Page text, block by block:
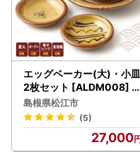
エッグベーカー(大)・小皿
2枚セット [ALDM008] お
皿 食器
島根県松江市
(5)
27,000